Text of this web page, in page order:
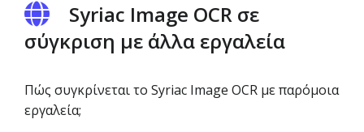
Syriac Image OCR σε
σύγκριση με άλλα εργαλεία
Πώς συγκρίνεται το Syriac Image OCR με παρόμοια
εργαλεία;